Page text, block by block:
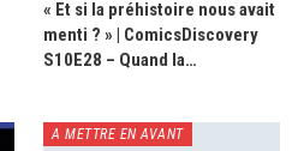
« Et si la préhistoire nous avait
menti ? » | ComicsDiscovery
S10E28 – Quand la…
A METTRE EN AVANT